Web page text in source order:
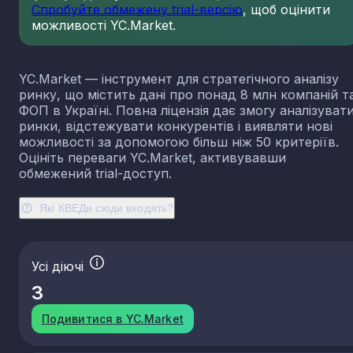
Які КВЕДи сюди входять?
Спробуйте обмежену trial-версію, щоб оцінити
можливості YC.Market.
YC.Market — інструмент для стратегічного аналізу
ринку, що містить дані про понад 8 млн компаній
ФОП в Україні. Повна ліцензія дає змогу
ринки, відстежувати конкурентів і виявляти нові
можливості за допомогою більш ніж 50 критеріїв.
Оцініть переваги YC.Market, активувавши
обмежений trial-доступ.
Усі діючі
3
Подивитися в YC.Market
23.13 Виробництво порожнистого скла
23.14 Виробництво скловолокна
23.20 Виробництво вогнетривких виробів
23.31 Виробництво керамічних плиток і плит
23.32 Виробництво цегли, черепиці та інших
виробів із випаленої глини
Виробництво господарських і декоративних
керамічних виробів
23.42 Виробництво керамічних санітарно-технічних
виробів
23.44 Виробництво інших керамічних виробів
23.49 Виробництво інших керамічних виробів
23.51 Виробництво цементу